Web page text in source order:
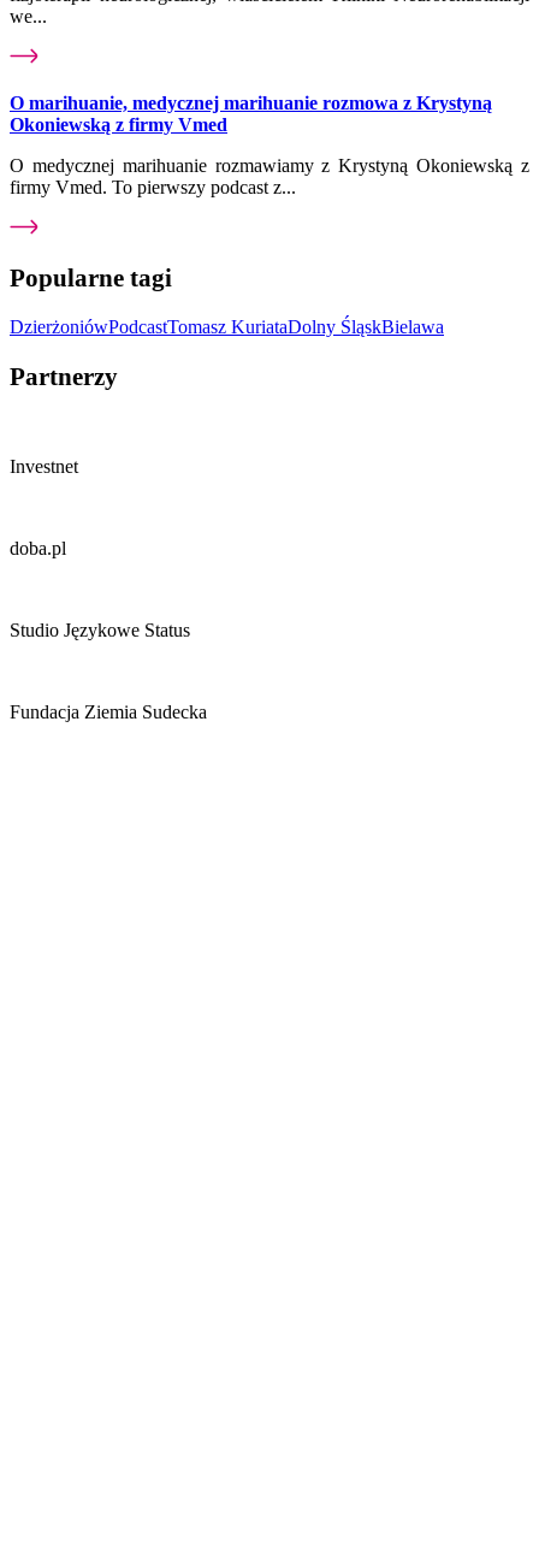
we...
O marihuanie, medycznej marihuanie rozmowa z Krystyną
Okoniewską z firmy Vmed
O medycznej marihuanie rozmawiamy z Krystyną Okoniewską z
firmy Vmed. To pierwszy podcast z...
Popularne tagi
DzierżoniówPodcastTomasz KuriataDolny ŚląskBielawa
Partnerzy
Investnet
doba.pl
Studio Językowe Status
Fundacja Ziemia Sudecka